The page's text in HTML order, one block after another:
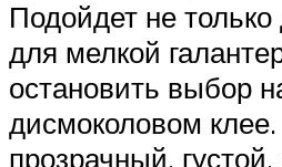
Подойдет не только
для мелкой
остановить выбор
дисмоколовом
прозрачный,